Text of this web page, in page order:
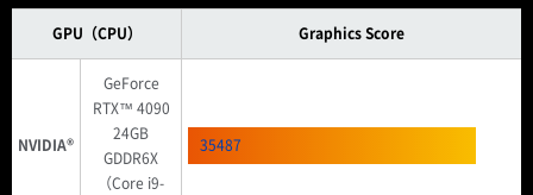
GPU（CPU） Graphics Score
NVIDIA®
GeForce
RTX™ 4090
24GB
GDDR6X
（Core i9-
35487